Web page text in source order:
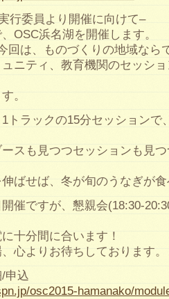
行委員より開催に向けて–
OSC浜名湖を開催します。
回は、ものづくりの地域なら
ュニティ、教育機関のセッシ
。
トラックの15分セッションで
スも見つつセッションも見
ばせば、冬が旬のうなぎが
催ですが、懇親会(18:30-
十分間に合います！
心よりお待ちしております。
申込
osc2015-hamanako/